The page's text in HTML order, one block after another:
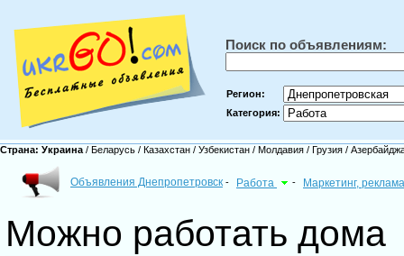
Поиск по объявлениям:
Регион:
Категория:
Страна: Украина / Беларусь / Казахстан / Узбекистан / Молдавия / Грузия /
Объявления Днепропетровск - Работа - Маркетинг,
Можно работать дома